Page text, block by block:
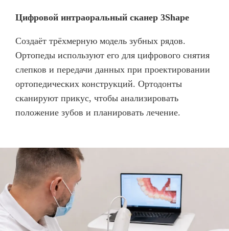
Цифровой интраоральный сканер 3Shape
Создаёт трёхмерную модель зубных рядов.
Ортопеды используют его для цифрового снятия
слепков и передачи данных при проектировании
ортопедических конструкций. Ортодонты
сканируют прикус, чтобы анализировать
положение зубов и планировать лечение.